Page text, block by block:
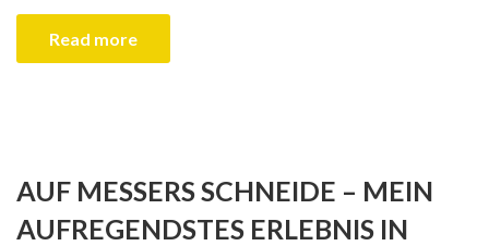
Read more
AUF MESSERS SCHNEIDE – MEIN
AUFREGENDSTES ERLEBNIS IN